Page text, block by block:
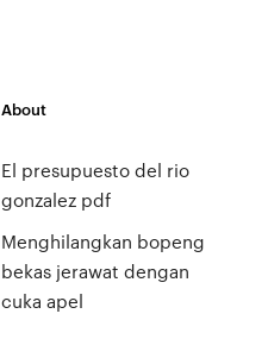
About
El presupuesto del rio
gonzalez pdf
Menghilangkan bopeng
bekas jerawat dengan
cuka apel